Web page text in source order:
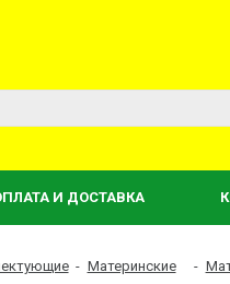
И ДОСТАВКА
- Материнские
-